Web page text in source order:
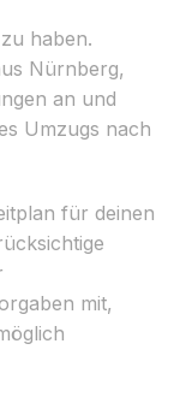
haben.
Nürnberg,
an und
Umzugs nach
für deinen
mit,